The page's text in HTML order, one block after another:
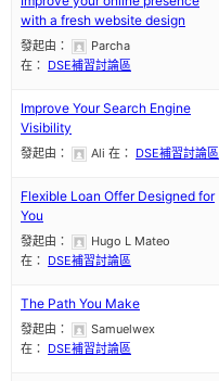
with a fresh website design
發起由：
Parcha
在： DSE補習討論區
Improve Your Search Engine
Visibility
發起由： Ali 在： DSE補習討論區
Flexible Loan Offer Designed for
You
發起由：
Hugo L Mateo
在： DSE補習討論區
The Path You Make
發起由：
Samuelwex
在： DSE補習討論區